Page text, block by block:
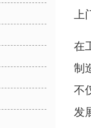
上
在
制
不
发